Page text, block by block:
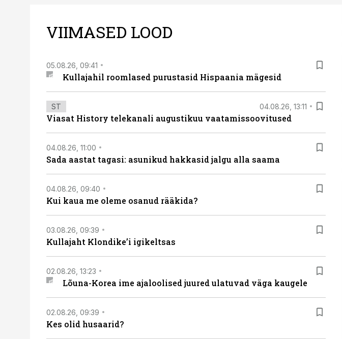
VIIMASED LOOD
05.08.26, 09:41
Kullajahil roomlased purustasid Hispaania mägesid
ST 04.08.26, 13:11
Viasat History telekanali augustikuu vaatamissoovitused
04.08.26, 11:00
Sada aastat tagasi: asunikud hakkasid jalgu alla saama
04.08.26, 09:40
Kui kaua me oleme osanud rääkida?
03.08.26, 09:39
Kullajaht Klondike’i igikeltsas
02.08.26, 13:23
Lõuna-Korea ime ajaloolised juured ulatuvad väga kaugele
02.08.26, 09:39
Kes olid husaarid?